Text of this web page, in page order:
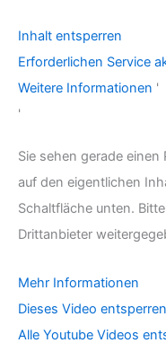
Inhalt entsperren
Erforderlichen Service
Weitere Informationen '
'
Sie sehen gerade
auf den eigentlichen
Schaltfläche unten.
Drittanbieter
Mehr Informationen
Dieses Video entsperren
Alle Youtube Videos